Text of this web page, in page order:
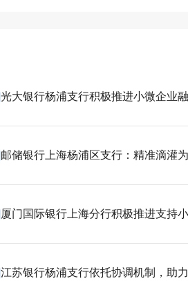
光大银行杨浦支行积极推进小微企业
邮储银行上海杨浦区支行：精准滴灌
厦门国际银行上海分行积极推进支持
江苏银行杨浦支行依托协调机制，助